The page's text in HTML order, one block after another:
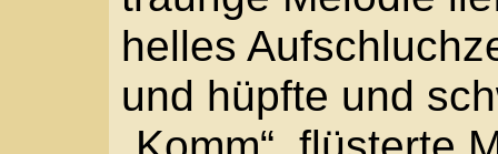
bunte Stofffetzen,
da schimmerte Grün,
und an der